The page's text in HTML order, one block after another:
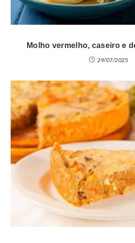
Molho vermelho, caseiro e
29/07/2025